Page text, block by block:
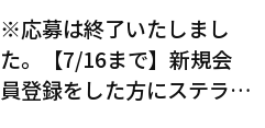
※応募は終了いたしまし
た。【7/16まで】新規会
員登録をした方にステラボ